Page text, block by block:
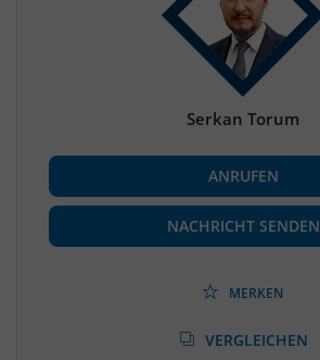
(Landkreis / Kreisfreie Stadt)
BESCHÄFTIGUNG
Beschäftigte
(Landkreis / Kreisfreie Stadt)
(Landkreis / Kreisfreie Stadt)
(Stand: 01/2020)
Serkan Torum
ANRUFEN
NACHRICHT SENDEN
MERKEN
VERGLEICHEN